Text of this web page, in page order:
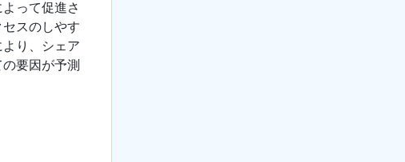
って促進さ
スのしやす
り、シェア
要因が予測